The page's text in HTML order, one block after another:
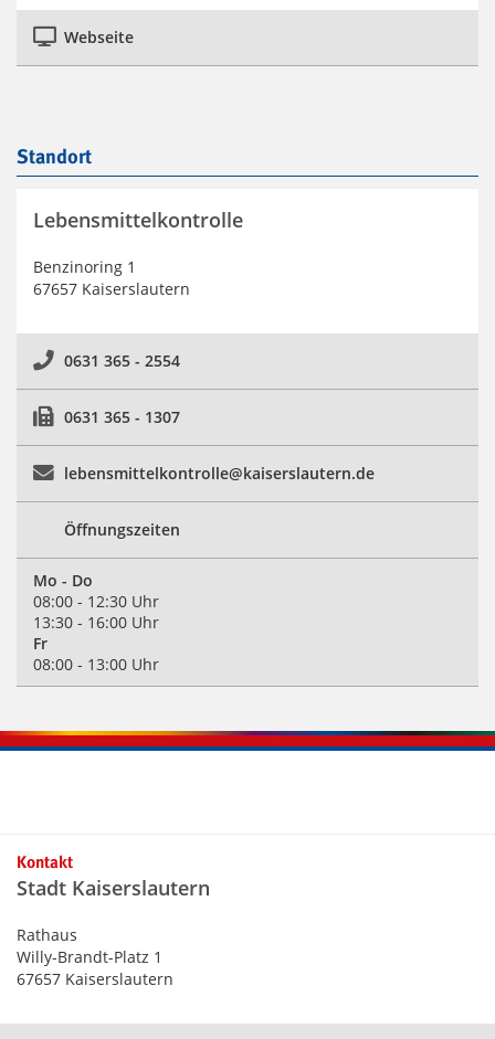
Webseite
Standort
Lebensmittelkontrolle
Benzinoring 1
67657 Kaiserslautern
0631 365 - 2554
0631 365 - 1307
lebensmittelkontrolle@kaiserslautern.de
Öffnungszeiten
Mo - Do
08:00 - 12:30 Uhr
13:30 - 16:00 Uhr
Fr
08:00 - 13:00 Uhr
Kontaktinformationen und Weiterführendes
Kontakt
Stadt Kaiserslautern
Rathaus
Willy-Brandt-Platz 1
67657 Kaiserslautern